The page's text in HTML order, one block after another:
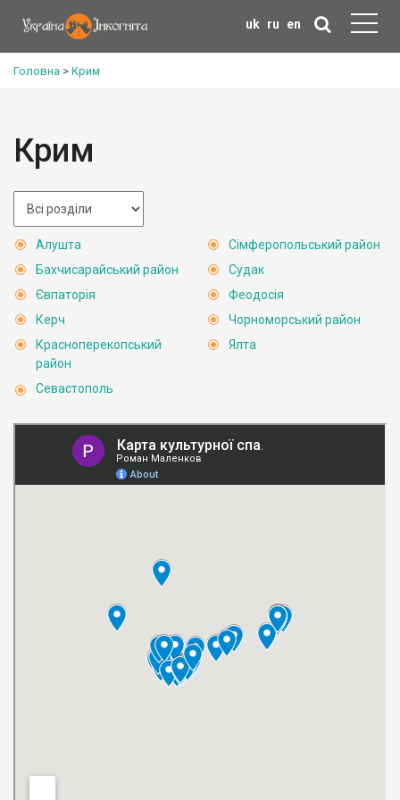
uk ru en
Головна > Крим
Крим
Алушта
Бахчисарайський район
Євпаторія
Керч
Красноперекопський
район
Севастополь
Сімферопольський район
Судак
Феодосія
Чорноморський район
Ялта